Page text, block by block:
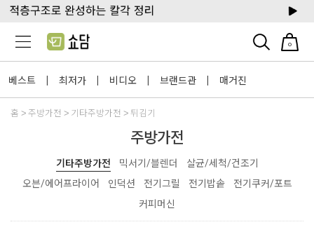
0
베스트 | 최저가 | 비디오 | 브랜드관 | 매거진
홈 주방가전 기타주방가전 튀김기
주방가전
기타주방가전 믹서기/블렌더
살균/세척/건조기
오븐/에어프라이어
인덕션 전기그릴 전기밥솥
전기쿠커/포트
커피머신